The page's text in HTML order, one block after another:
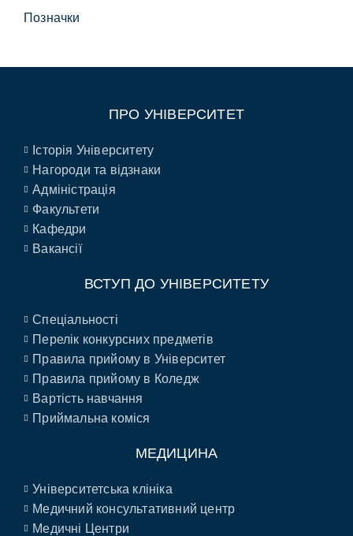
Позначки
ПРО УНІВЕРСИТЕТ
Історія Університету
Нагороди та відзнаки
Адміністрація
Факультети
Кафедри
Вакансії
ВСТУП ДО УНІВЕРСИТЕТУ
Спеціальності
Перелік конкурсних предметів
Правила прийому в Університет
Правила прийому в Коледж
Вартість навчання
Приймальна коміся
МЕДИЦИНА
Університетська клініка
Медичний консультативний центр
Медичні Центри